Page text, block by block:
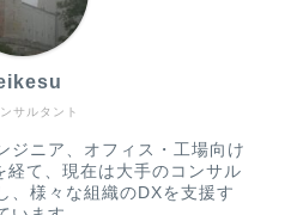
サルタント
ジニア、オフィス・工場向け
経て、現在は大手のコンサル
、様々な組織のDXを支援す